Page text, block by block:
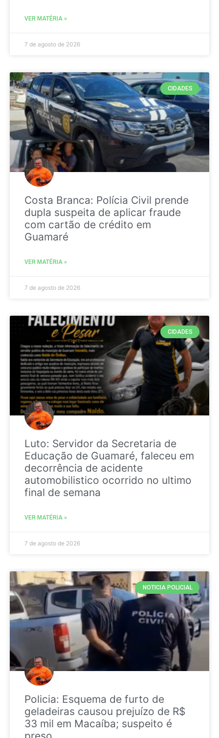
VER MATÉRIA »
7 de agosto de 2026
CIDADES
Costa Branca: Polícia Civil prende
dupla suspeita de aplicar fraude
com cartão de crédito em
Guamaré
VER MATÉRIA »
7 de agosto de 2026
CIDADES
Luto: Servidor da Secretaria de
Educação de Guamaré, faleceu em
decorrência de acidente
automobilistico ocorrido no ultimo
final de semana
VER MATÉRIA »
7 de agosto de 2026
NOTICIA POLICIAL
Policia: Esquema de furto de
geladeiras causou prejuízo de R$
33 mil em Macaíba; suspeito é